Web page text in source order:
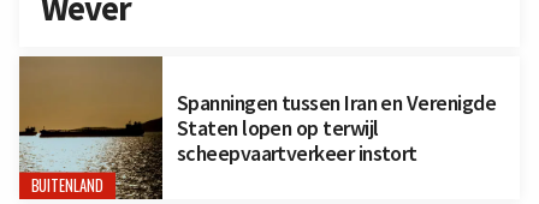
BUITENLAND
Spanningen tussen Iran en Verenigde
Staten lopen op terwijl
scheepvaartverkeer instort